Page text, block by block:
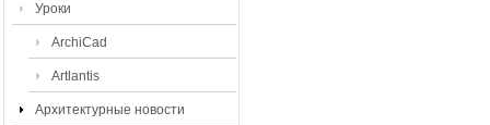
Уроки
ArchiCad
Artlantis
Архитектурные новости